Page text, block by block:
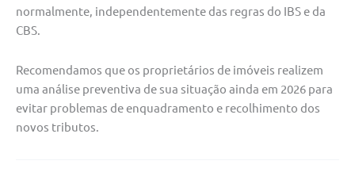
normalmente, independentemente das regras do IBS e da
CBS.
Recomendamos que os proprietários de imóveis realizem
uma análise preventiva de sua situação ainda em 2026 para
evitar problemas de enquadramento e recolhimento dos
novos tributos.